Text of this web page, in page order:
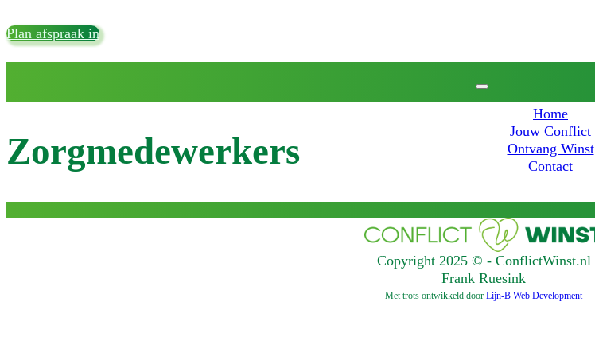
Plan afspraak in
Home
Jouw Conflict
Ontvang Winst
Contact
Zorgmedewerkers
Copyright 2025 © - ConflictWinst.nl
Frank Ruesink
Met trots ontwikkeld door Lijn-B Web Development